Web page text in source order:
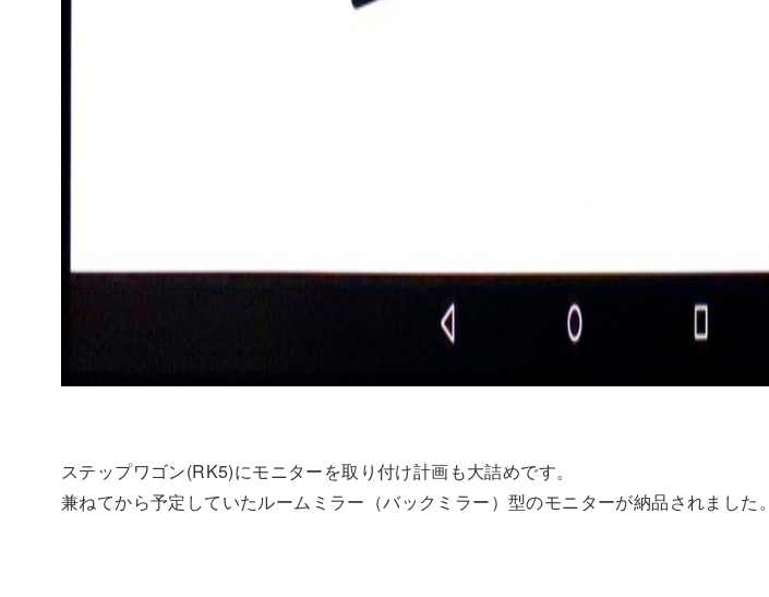
ステップワゴン(RK5)にモニターを取り付け計画も大詰めです。
兼ねてから予定していたルームミラー（バックミラー）型のモニターが納品されました。